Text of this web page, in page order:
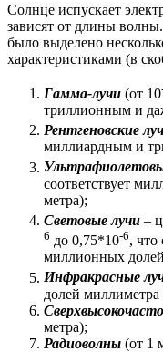
Солнце испускает
зависят от длины
было выделено
характеристиками (в
Гамма-лучи (от 10
триллионным и
Рентгеновские
миллиардным и
соответствует
метра);
Световые лучи –
6 до 0,75*10-6, что
миллионных
Инфракрасные
долей
метра);
Радиоволны (от 1